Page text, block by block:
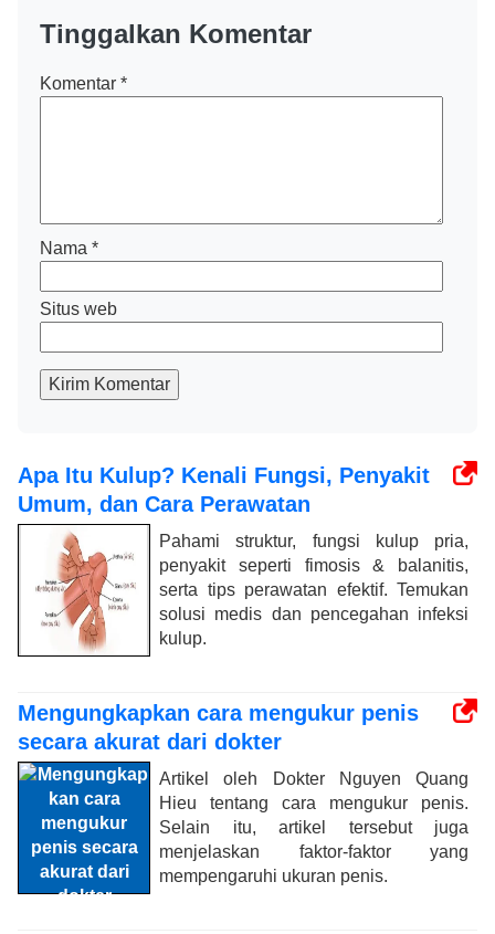
Tinggalkan Komentar
Komentar *
Nama *
Situs web
Kirim Komentar
Apa Itu Kulup? Kenali Fungsi, Penyakit
Umum, dan Cara Perawatan
Pahami struktur, fungsi kulup pria,
penyakit seperti fimosis & balanitis,
serta tips perawatan efektif. Temukan
solusi medis dan pencegahan infeksi
kulup.
Mengungkapkan cara mengukur penis
secara akurat dari dokter
Artikel oleh Dokter Nguyen Quang
Hieu tentang cara mengukur penis.
Selain itu, artikel tersebut juga
menjelaskan faktor-faktor yang
mempengaruhi ukuran penis.